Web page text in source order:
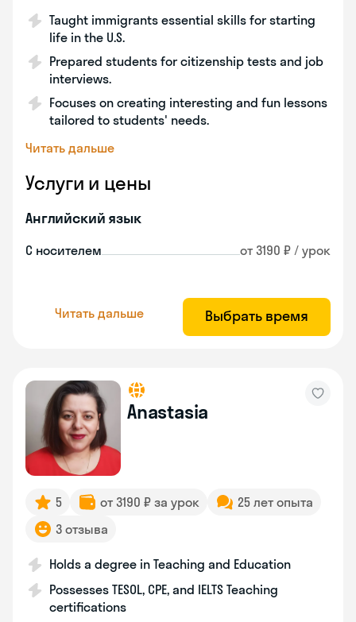
Taught immigrants essential skills for starting
life in the U.S.
Prepared students for citizenship tests and job
interviews.
Focuses on creating interesting and fun lessons
tailored to students' needs.
Читать дальше
Услуги и цены
Английский язык
С носителем от 3190 ₽ / урок
Читать дальше Выбрать время
Anastasia
5 от 3190 ₽ за урок
25 лет опыта
3 отзыва
Holds a degree in Teaching and Education
Possesses TESOL, CPE, and IELTS Teaching
certifications